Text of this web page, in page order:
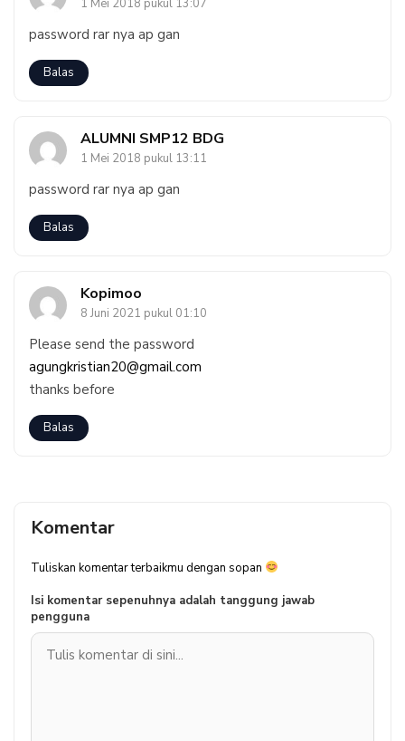
1 Mei 2018 pukul 13:07
password rar nya ap gan
Balas
ALUMNI SMP12 BDG
1 Mei 2018 pukul 13:11
password rar nya ap gan
Balas
Kopimoo
8 Juni 2021 pukul 01:10
Please send the password
agungkristian20@gmail.com
thanks before
Balas
Komentar
Tuliskan komentar terbaikmu dengan sopan
Isi komentar sepenuhnya adalah tanggung jawab
pengguna